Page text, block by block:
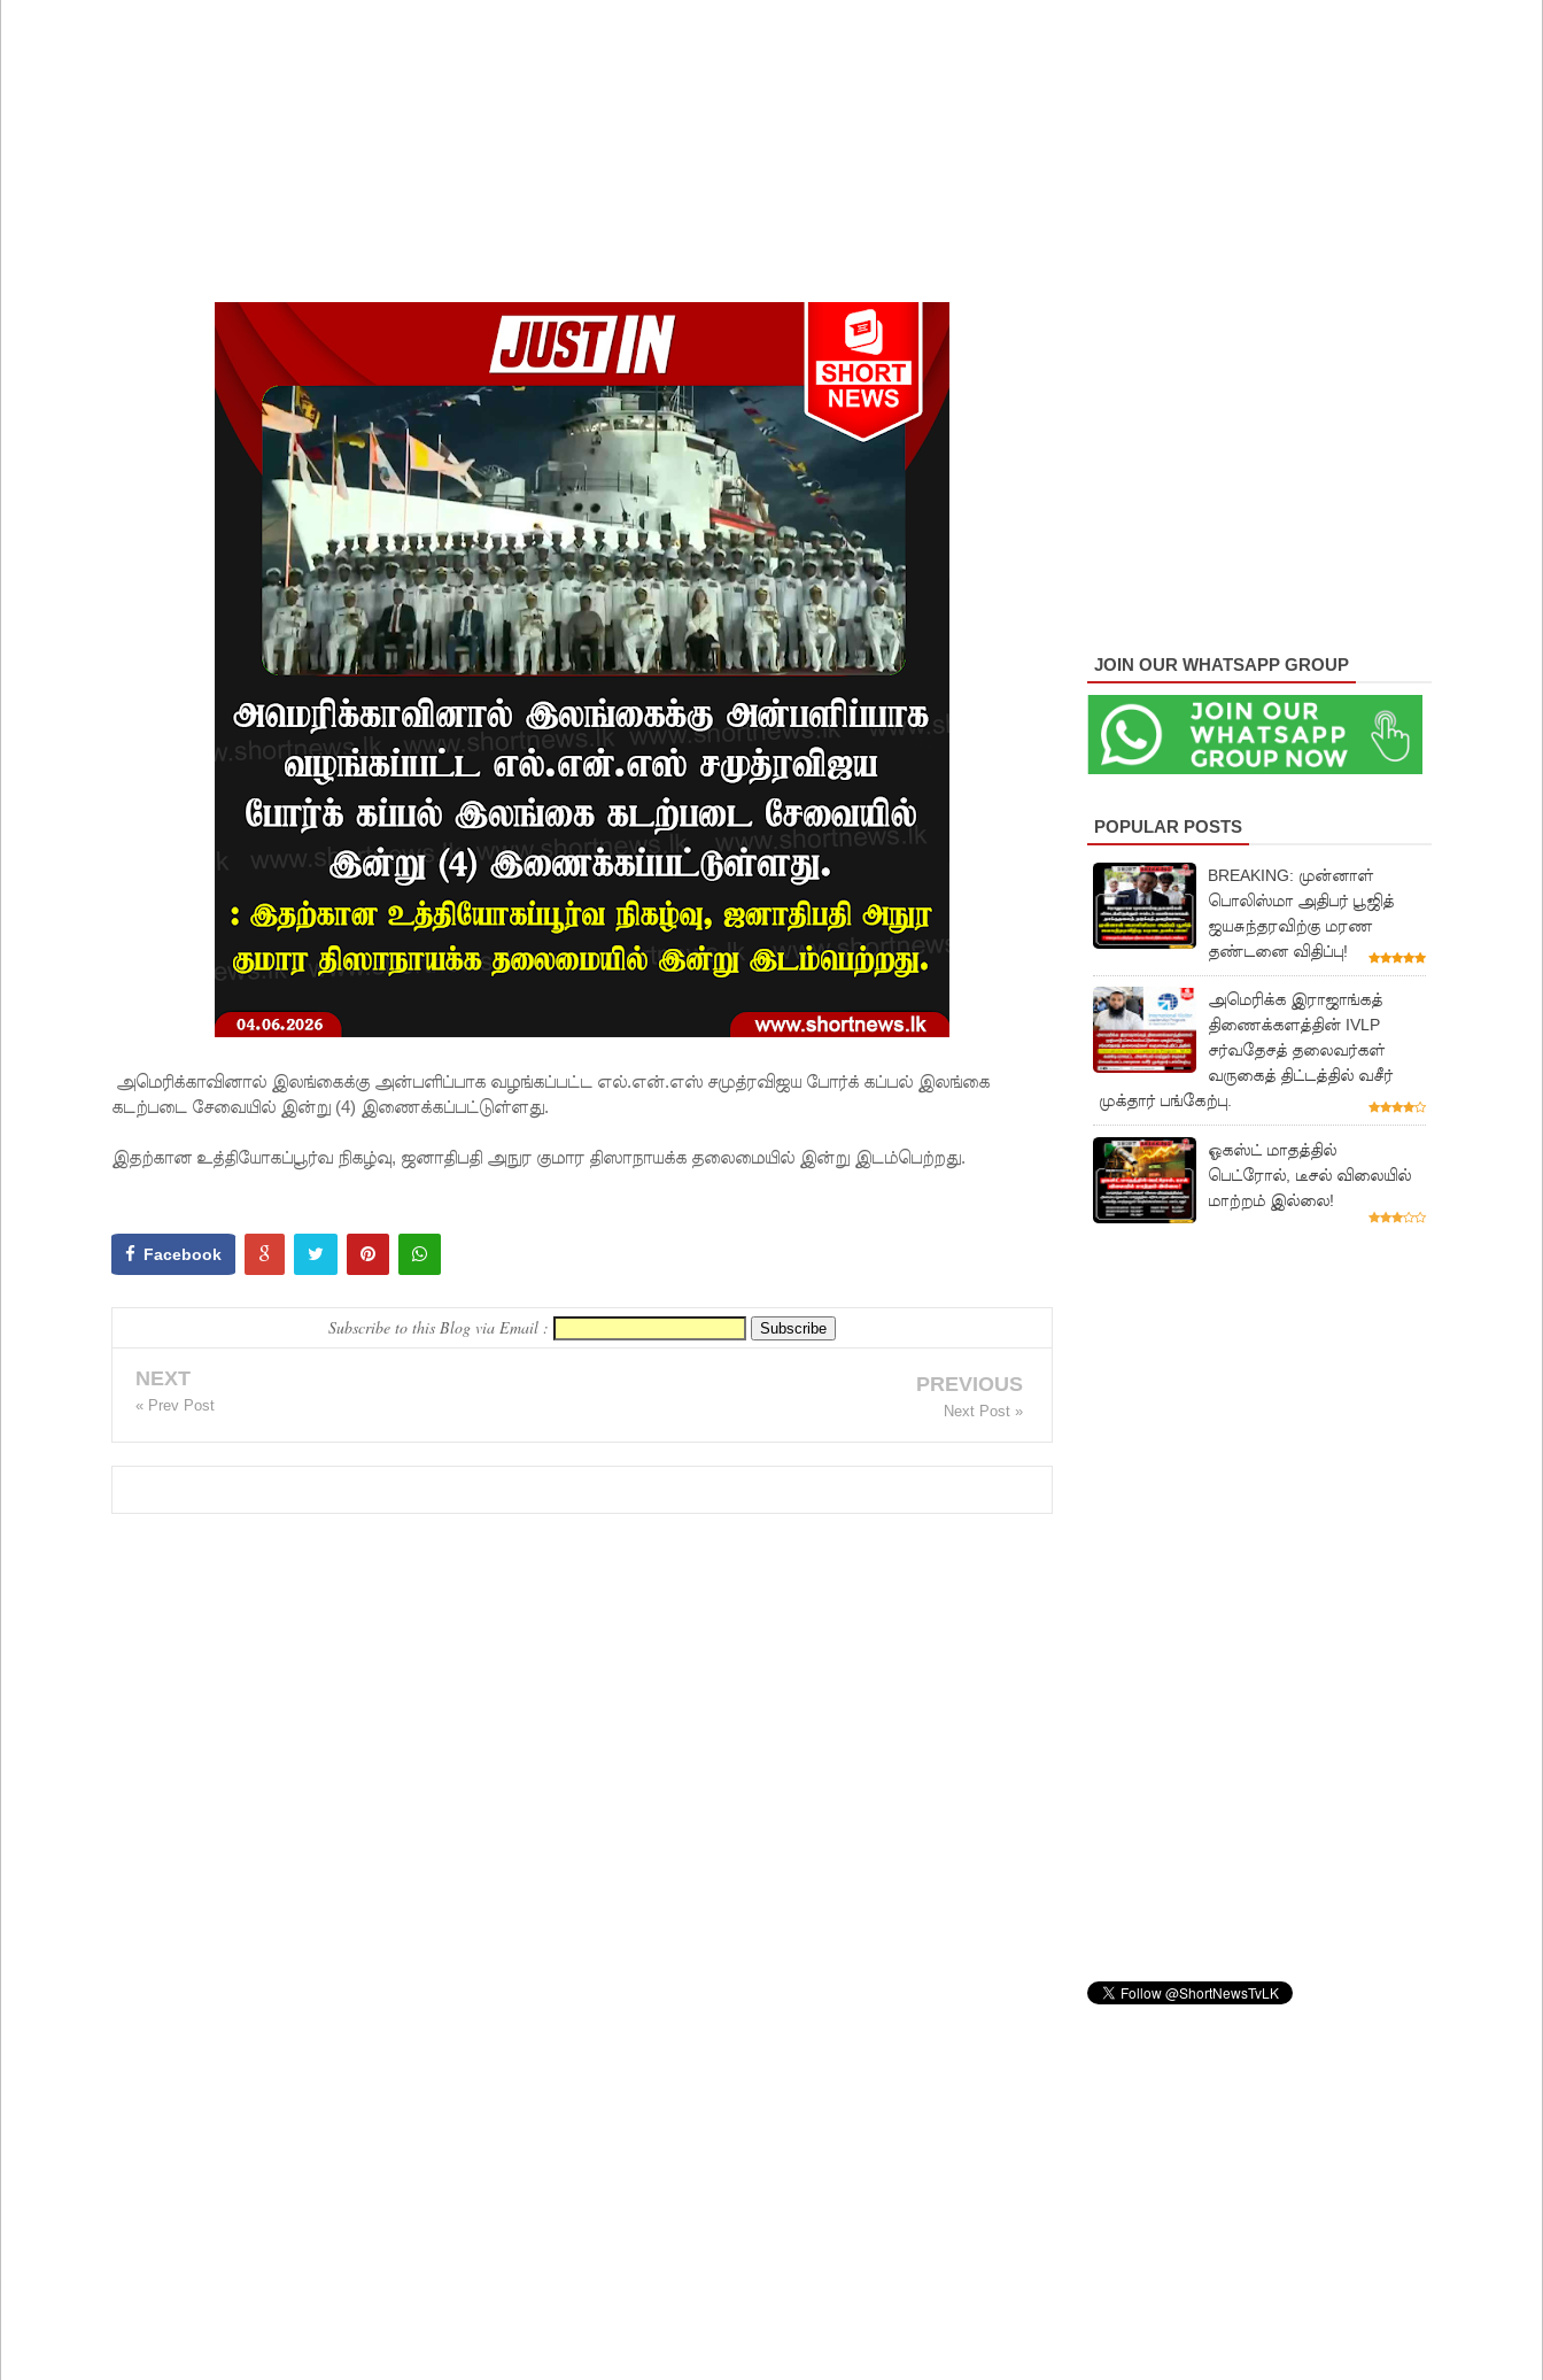
சாகரவின் சர்ச்சை கருத்து தொடர்பில் நீதிமன்றில் விடயங்களை சமர்ப்பித்த பொலிஸார்!
அமெரிக்காவினால் இலங்கைக்கு அன்பளிப்பாக வழங்கப்பட்ட எல்.என்.எஸ் சமுத்ரவிஜய போர்க் கப்பல் இலங்கை
கடற்படை சேவையில் இன்று (4) இணைக்கப்பட்டுள்ளது.
இதற்கான உத்தியோகப்பூர்வ நிகழ்வு, ஜனாதிபதி அநுர குமார திஸாநாயக்க தலைமையில் இன்று இடம்பெற்றது.
Facebook
Subscribe to this Blog via Email :
NEXT
« Prev Post
PREVIOUS
Next Post »
JOIN OUR WHATSAPP GROUP
POPULAR POSTS
BREAKING: முன்னாள்
பொலிஸ்மா அதிபர் பூஜித்
ஜயசுந்தரவிற்கு மரண
தண்டனை விதிப்பு!
அமெரிக்க இராஜாங்கத்
திணைக்களத்தின் IVLP
சர்வதேசத் தலைவர்கள்
வருகைத் திட்டத்தில் வசீர்
முக்தார் பங்கேற்பு.
ஓகஸ்ட் மாதத்தில்
பெட்ரோல், டீசல் விலையில்
மாற்றம் இல்லை!